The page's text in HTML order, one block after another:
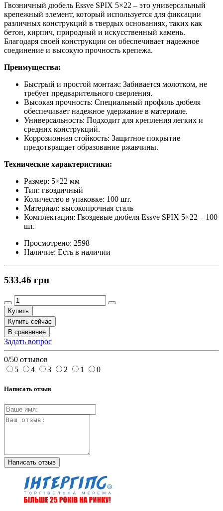
Гвозничный дюбель Essve SPIX 5×22 – это универсальный
крепежный элемент, который используется для фиксации
различных конструкций в твердых основаниях, таких как
бетон, кирпич, природный и искусственный камень.
Благодаря своей конструкции он обеспечивает надежное
соединение и высокую прочность крепежа.
Преимущества:
Быстрый и простой монтаж: Забивается молотком, не
требует предварительного сверления.
Высокая прочность: Специальный профиль дюбеля
обеспечивает надежное удержание в материале.
Универсальность: Подходит для крепления легких и
средних конструкций.
Коррозионная стойкость: Защитное покрытие
предотвращает образование ржавчины.
Технические характеристики:
Размер: 5×22 мм
Тип: гвоздичный
Количество в упаковке: 100 шт.
Материал: высокопрочная сталь
Комплектация: Гвоздевые дюбеля Essve SPIX 5×22 – 100
шт.
Просмотрено: 2598
Наличие: Есть в наличии
533.46 грн
Купить
Купить сейчас
В сравнение
Задать вопрос
0/50 отзывов
5
4 3 2 1 0
Написать отзыв
Написать отзыв